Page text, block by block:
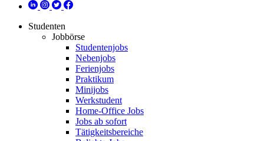
Studenten
Jobbörse
Studentenjobs
Nebenjobs
Ferienjobs
Praktikum
Minijobs
Werkstudent
Home-Office Jobs
Jobs ab sofort
Tätigkeitsbereiche